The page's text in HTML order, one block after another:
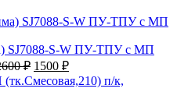
SJ7088-S-W ПУ-ТПУ с МП
₽ Первоначальная
цена
составляла
1500 ₽Текущая
цена: